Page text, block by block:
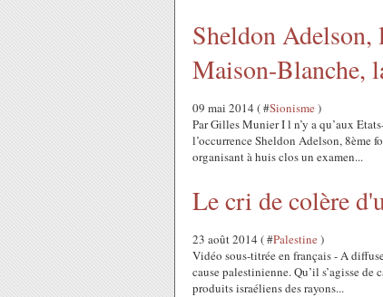
Sheldon
Maison-Blanche,
09 mai 2014 ( #Sionisme)
Par Gilles Munier I l n’y a qu’aux
l’occurrence Sheldon Adelson, 8ème
organisant à huis clos un examen...
Le cri de colère
23 août 2014 ( #Palestine)
Vidéo sous-titrée en français - A
cause palestinienne. Qu’il s’agisse de
produits israéliens des rayons...